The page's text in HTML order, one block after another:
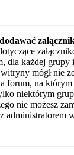
dla każdej
mógł nie
forum, na którym
niektórym
nie możesz
administratorem